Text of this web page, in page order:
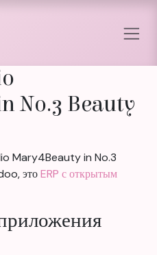
No.3 Beauty
Mary4Beauty in No.3
этоERP с открытым